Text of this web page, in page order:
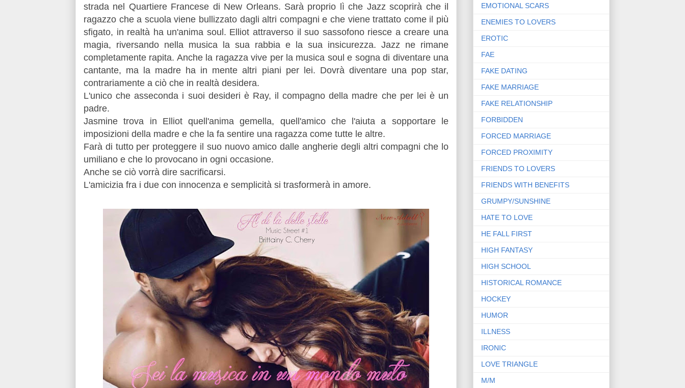
strada nel Quartiere Francese di New Orleans. Sarà proprio lì che Jazz scoprirà che il
ragazzo che a scuola viene bullizzato dagli altri compagni e che viene trattato come il più
sfigato, in realtà ha un'anima soul. Elliot attraverso il suo sassofono riesce a creare una
magia, riversando nella musica la sua rabbia e la sua insicurezza. Jazz ne rimane
completamente rapita. Anche la ragazza vive per la musica soul e sogna di diventare una
cantante, ma la madre ha in mente altri piani per lei. Dovrà diventare una pop star,
contrariamente a ciò che in realtà desidera.
L'unico che asseconda i suoi desideri è Ray, il compagno della madre che per lei è un
padre.
Jasmine trova in Elliot quell'anima gemella, quell'amico che l'aiuta a sopportare le
imposizioni della madre e che la fa sentire una ragazza come tutte le altre.
Farà di tutto per proteggere il suo nuovo amico dalle angherie degli altri compagni che lo
umiliano e che lo provocano in ogni occasione.
Anche se ciò vorrà dire sacrificarsi.
L'amicizia fra i due con innocenza e semplicità si trasformerà in amore.
EMOTIONAL SCARS
ENEMIES TO LOVERS
EROTIC
FAE
FAKE DATING
FAKE MARRIAGE
FAKE RELATIONSHIP
FORBIDDEN
FORCED MARRIAGE
FORCED PROXIMITY
FRIENDS TO LOVERS
FRIENDS WITH BENEFITS
GRUMPY/SUNSHINE
HATE TO LOVE
HE FALL FIRST
HIGH FANTASY
HIGH SCHOOL
HISTORICAL ROMANCE
HOCKEY
HUMOR
ILLNESS
IRONIC
LOVE TRIANGLE
M/M